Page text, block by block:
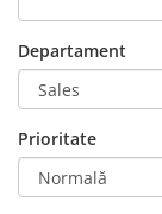
Departament
Prioritate